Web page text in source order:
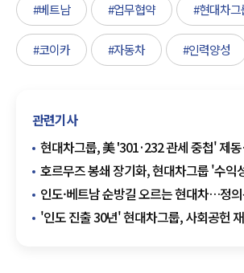
#베트남 #업무협약 #현대차그
#코이카 #자동차 #인력양성
관련기사
현대차그룹, 美 '301·232 관세 중첩' 제
부담 우려
호르무즈 봉쇄 장기화, 현대차그룹 '수익
물류·환율 압박
인도·베트남 순방길 오르는 현대차…정
투자 가속화하나
'인도 진출 30년' 현대차그룹, 사회공헌